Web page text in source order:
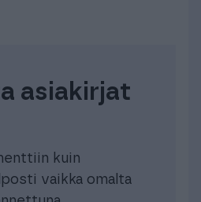
asiakirjat
kuin
vaikka omalta